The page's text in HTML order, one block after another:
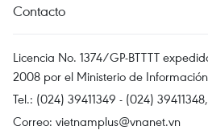
Contacto
Licencia No. 1374/GP-BTTTT
2008 por el Ministerio de
Tel.: (024) 39411349 - (024)
Correo: vietnamplus@vnanet.vn